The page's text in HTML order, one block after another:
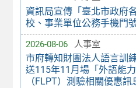
資訊局宣傳「臺北市政府
校、事業單位公務手機門
2026-08-06 人事室
市府轉知財團法人語言訓
送115年11月場「外語能力
（FLPT）測驗相關優惠訊